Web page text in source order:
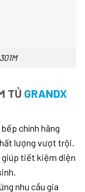
TỦ GRANDX
chính hãng
lượng vượt trội.
giúp tiết kiệm diện
nhu cầu gia